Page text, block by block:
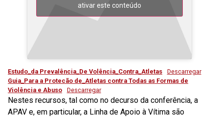
ativar este conteúdo
Estudo_da Prevalência_De Volência_Contra_Atletas
Descarregar
Guia_Para a Protecão de_Atletas contra Todas as Formas de
Violência e Abuso
Descarregar
Nestes recursos, tal como no decurso da conferência, a
APAV e, em particular, a Linha de Apoio à Vítima são